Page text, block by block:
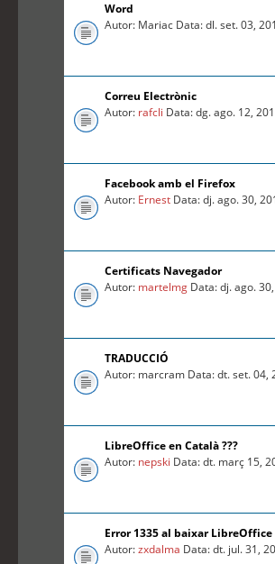
Word
Autor: Mariac Data: dl. set. 03,
Correu Electrònic
Autor: rafcli Data: dg. ago. 12,
Facebook amb el Firefox
Autor: Ernest Data: dj. ago. 30,
Certificats Navegador
Autor: martelmg Data: dj. ago.
TRADUCCIÓ
Autor: marcram Data: dt. set. 04,
LibreOffice en Català ???
Autor: nepski Data: dt. març 15,
Error 1335 al baixar LibreOffice
Autor:zxdalma Data: dt. jul. 31,